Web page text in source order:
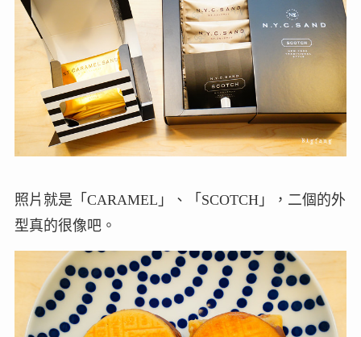
照片就是「CARAMEL」、「SCOTCH」，二個的外
型真的很像吧。